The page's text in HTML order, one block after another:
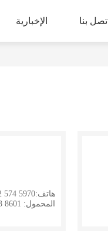
الإخبارية اتصل بنا
هاتف:5970 574 592 0086
المحمول: 8601 5923 180 0086